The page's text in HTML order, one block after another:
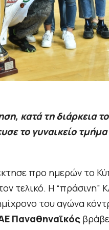
κατά τη διάρκεια
το γυναικείο
προ ημερών το
τελικό. Η “πράσινη”
του αγώνα
Παναθηναϊκός